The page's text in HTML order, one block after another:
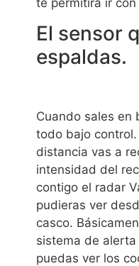
El sensor
espaldas.
Cuando sales en
todo bajo
distancia vas a
intensidad del
contigo el radar
pudieras ver
casco.
sistema de
puedas ver los